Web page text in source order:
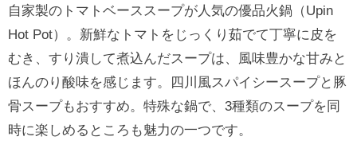
自家製のトマトベーススープが人気の優品火鍋（Upin
Hot Pot）。新鮮なトマトをじっくり茹でて丁寧に皮を
むき、すり潰して煮込んだスープは、風味豊かな甘みと
ほんのり酸味を感じます。四川風スパイシースープと豚
骨スープもおすすめ。特殊な鍋で、3種類のスープを同
時に楽しめるところも魅力の一つです。